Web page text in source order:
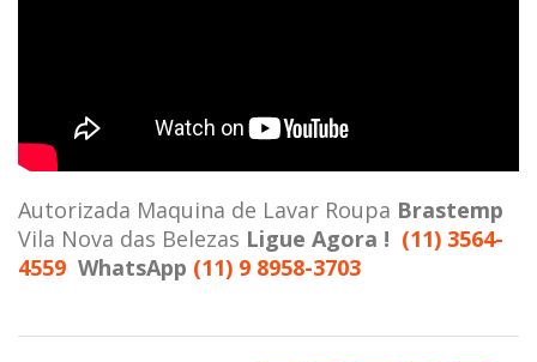
Autorizada Maquina de Lavar Roupa Brastemp
Vila Nova das Belezas Ligue Agora ! (11) 3564-
4559 WhatsApp (11) 9 8958-3703